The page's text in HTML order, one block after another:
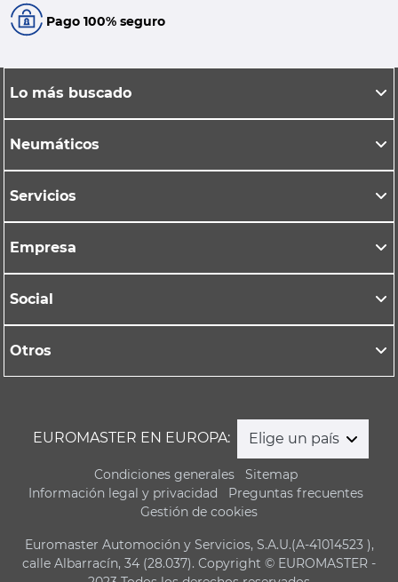
Pago 100% seguro
Lo más buscado
Neumáticos
Servicios
Empresa
Social
Otros
EUROMASTER EN EUROPA: Elige un país
Condiciones generales
Sitemap
Información legal y privacidad
Preguntas frecuentes
Gestión de cookies
Euromaster Automoción y Servicios, S.A.U.(A-41014523 ),
calle Albarracín, 34 (28.037). Copyright © EUROMASTER -